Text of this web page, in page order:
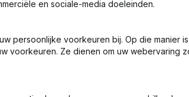
en sociale-media doeleinden.
persoonlijke voorkeuren bij. Op die manier
voorkeuren. Ze dienen om uw webervaring